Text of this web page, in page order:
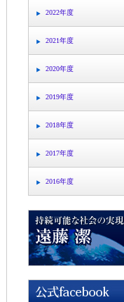
2022年度
2021年度
2020年度
2019年度
2018年度
2017年度
2016年度